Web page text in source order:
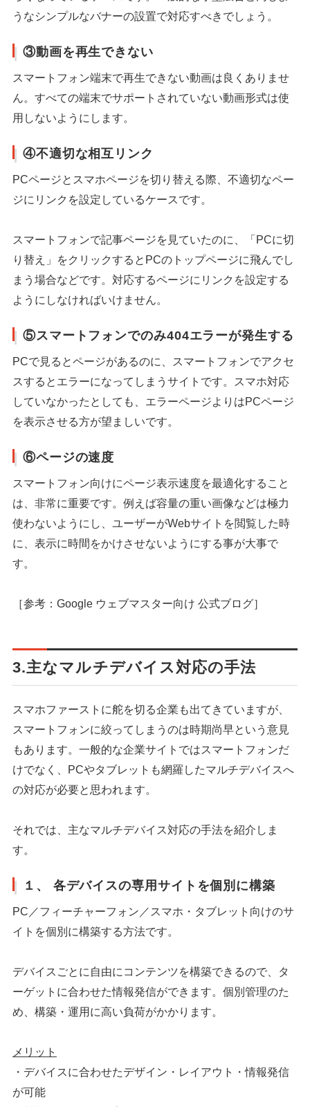
うなシンプルなバナーの設置で対応すべきでしょう。
③動画を再生できない
スマートフォン端末で再生できない動画は良くありませ
ん。すべての端末でサポートされていない動画形式は使
用しないようにします。
④不適切な相互リンク
PCページとスマホページを切り替える際、不適切なペー
ジにリンクを設定しているケースです。
スマートフォンで記事ページを見ていたのに、「PCに切
り替え」をクリックするとPCのトップページに飛んでし
まう場合などです。対応するページにリンクを設定する
ようにしなければいけません。
⑤スマートフォンでのみ404エラーが発生する
PCで見るとページがあるのに、スマートフォンでアクセ
スするとエラーになってしまうサイトです。スマホ対応
していなかったとしても、エラーページよりはPCページ
を表示させる方が望ましいです。
⑥ページの速度
スマートフォン向けにページ表示速度を最適化すること
は、非常に重要です。例えば容量の重い画像などは極力
使わないようにし、ユーザーがWebサイトを閲覧した時
に、表示に時間をかけさせないようにする事が大事で
す。
［参考：Google ウェブマスター向け 公式ブログ］
3.主なマルチデバイス対応の手法
スマホファーストに舵を切る企業も出てきていますが、
スマートフォンに絞ってしまうのは時期尚早という意見
もあります。一般的な企業サイトではスマートフォンだ
けでなく、PCやタブレットも網羅したマルチデバイスへ
の対応が必要と思われます。
それでは、主なマルチデバイス対応の手法を紹介しま
す。
１、 各デバイスの専用サイトを個別に構築
PC／フィーチャーフォン／スマホ・タブレット向けのサ
イトを個別に構築する方法です。
デバイスごとに自由にコンテンツを構築できるので、タ
ーゲットに合わせた情報発信ができます。個別管理のた
め、構築・運用に高い負荷がかかります。
メリット
・デバイスに合わせたデザイン・レイアウト・情報発信
が可能